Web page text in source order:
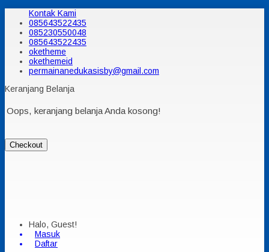
Kontak Kami
085643522435
085230550048
085643522435
oketheme
okethemeid
permainanedukasisby@gmail.com
Keranjang Belanja
Oops, keranjang belanja Anda kosong!
Checkout
Halo, Guest!
Masuk
Daftar